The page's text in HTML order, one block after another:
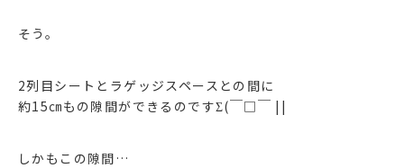
そう。
2列目シートとラゲッジスペースとの間に
約15㎝もの隙間ができるのですΣ(￣□￣ ||
しかもこの隙間…